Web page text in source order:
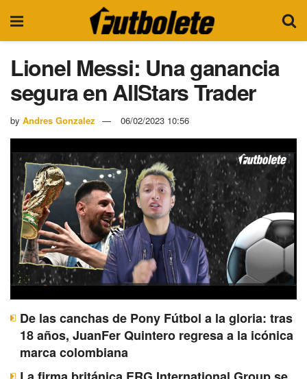
Lionel Messi: Una ganancia
segura en AllStars Trader
by Andres Gonzalez 06/02/2023 10:56
De las canchas de Pony Fútbol a la gloria: tras
18 años, JuanFer Quintero regresa a la icónica
marca colombiana